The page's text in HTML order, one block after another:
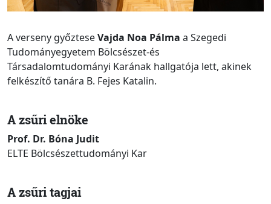
A verseny győzteseVajda Noa Pálma a Szegedi
Tudományegyetem Bölcsészet-és
Társadalomtudományi Karának hallgatója lett, akinek
felkészítő tanára B. Fejes Katalin.
A zsűri elnöke
Prof. Dr. Bóna Judit
ELTE Bölcsészettudományi Kar
A zsűri tagjai